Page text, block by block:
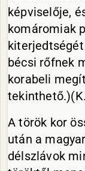
képviselője,
komáromiak
kiterjedtségét
bécsi rőfnek
korabeli
A török kor
után a
délszlávok